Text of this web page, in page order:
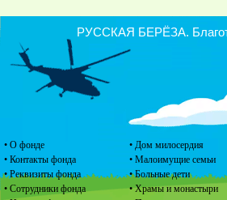
• О фонде
• Контакты фонда
• Реквизиты фонда
• Сотрудники фонда
• Дом милосердия
• Малоимущие семьи
• Больные дети
• Храмы и монастыри
РУССКАЯ БЕРЁЗА.